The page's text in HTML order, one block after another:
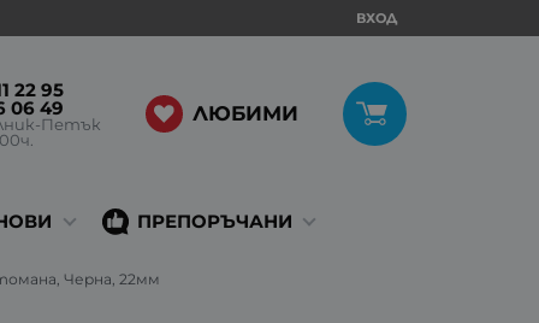
ВХОД
22 95
06 49
Петък
ЛЮБИМИ
ПРЕПОРЪЧАНИ
Черна, 22мм